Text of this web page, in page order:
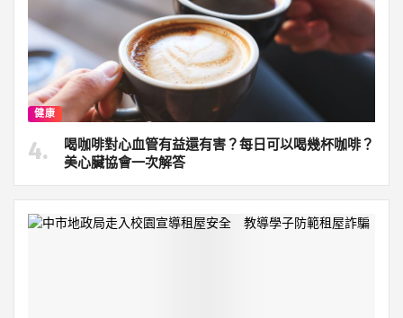
健康
喝咖啡對心血管有益還有害？每日可以喝幾杯咖啡？
美心臟協會一次解答